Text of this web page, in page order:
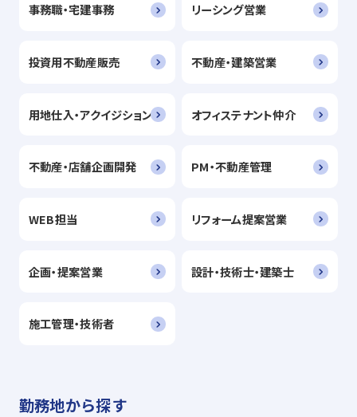
事務職・宅建事務 リーシング営業
投資用不動産販売 不動産・建築営業
用地仕入・アクイジション オフィステナント仲介
不動産・店舗企画開発 PM・不動産管理
WEB担当 リフォーム提案営業
企画・提案営業 設計・技術士・建築士
施工管理・技術者
勤務地から探す